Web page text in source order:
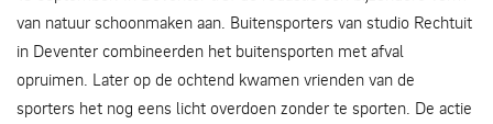
van natuur schoonmaken aan. Buitensporters van studio Rechtuit
in Deventer combineerden het buitensporten met afval
opruimen. Later op de ochtend kwamen vrienden van de
sporters het nog eens licht overdoen zonder te sporten. De actie